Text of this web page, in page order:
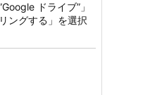
ドライブ”」
ングする」を選択